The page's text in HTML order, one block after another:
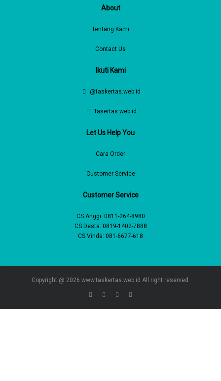
About
Tentang Kami
Contact Us
Ikuti Kami
@taskertas.web.id
Tasertas.web.id
Let Us Help You
Cara Order
Customer Service
Customer Service
CS Anggi: 0811-264-8980
CS Desta: 0819-1402-7888
CS Vinda: 081-6677-618
Copyright @ 2026 www.taskertas.web.id All right reserved.